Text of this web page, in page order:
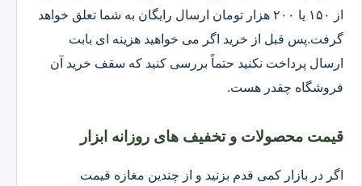
از ۱۵۰ یا ۲۰۰ هزار تومان ارسال رایگان به شما تعلق خواهد
گرفت.پس قبل از خرید اگر می خواهید هزینه ای بابت
ارسال پرداخت نکنید حتماً بررسی کنید که سقف خرید آن
فروشگاه چقدر هست.
قیمت محصولات و تخفیف های روزانه ابزار
اگر در بازار کمی قدم بزنید و از چندین مغازه قیمت